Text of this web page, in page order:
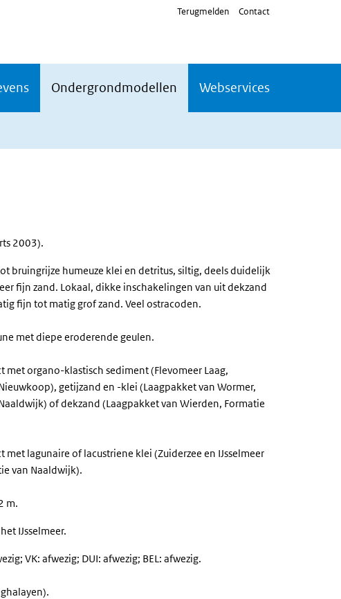
Terugmelden Contact
Ondergrondmodellen Webservices
2003).
bruingrijze humeuze klei en detritus, siltig, deels duidelijk
fijn zand. Lokaal, dikke inschakelingen van uit dekzand
fijn tot matig grof zand. Veel ostracoden.
met diepe eroderende geulen.
met organo-klastisch sediment (Flevomeer Laag,
getijzand en -klei (Laagpakket van Wormer,
of dekzand (Laagpakket van Wierden, Formatie
met lagunaire of lacustriene klei (Zuiderzee en IJsselmeer
van Naaldwijk).
m.
IJsselmeer.
VK: afwezig; DUI: afwezig; BEL: afwezig.